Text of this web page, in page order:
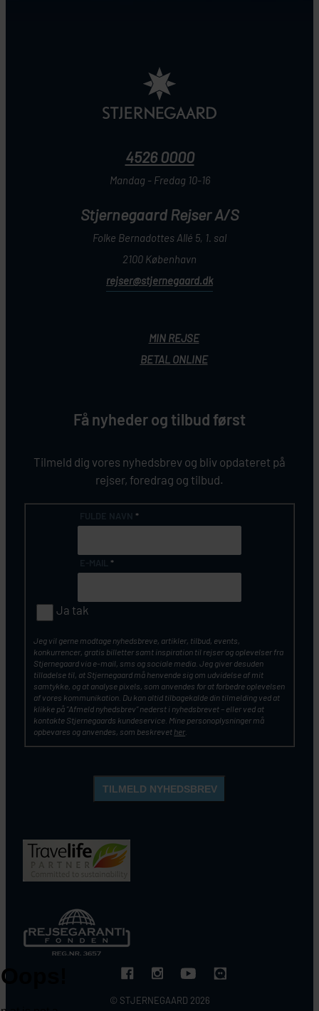
© STJERNEGAARD 2026
4526 0000
Mandag - Fredag 10-16
Stjernegaard Rejser A/S
Folke Bernadottes Allé 5, 1. sal
2100 København
rejser@stjernegaard.dk
MIN REJSE
BETAL ONLINE
Få nyheder og tilbud først
Tilmeld dig vores nyhedsbrev og bliv opdateret på
rejser, foredrag og tilbud.
*
*
Ja tak
Jeg vil gerne modtage nyhedsbreve, artikler, tilbud, events,
konkurrencer, gratis billetter samt inspiration til rejser og oplevelser fra
Stjernegaard via e-mail, sms og sociale media. Jeg giver desuden
tilladelse til, at Stjernegaard må henvende sig om udvidelse af mit
samtykke, og at analyse pixels, som anvendes for at forbedre oplevelsen
af vores kommunikation. Du kan altid tilbagekalde din tilmelding ved at
klikke på ”Afmeld nyhedsbrev” nederst i nyhedsbrevet – eller ved at
kontakte Stjernegaards kundeservice. Mine personoplysninger må
opbevares og anvendes, som beskrevet her